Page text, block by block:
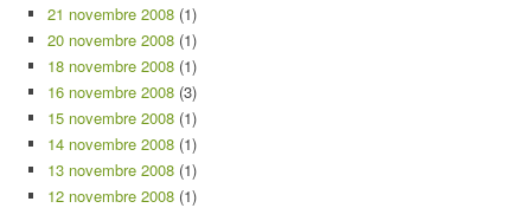
21 novembre 2008 (1)
20 novembre 2008 (1)
18 novembre 2008 (1)
16 novembre 2008 (3)
15 novembre 2008 (1)
14 novembre 2008 (1)
13 novembre 2008 (1)
12 novembre 2008 (1)